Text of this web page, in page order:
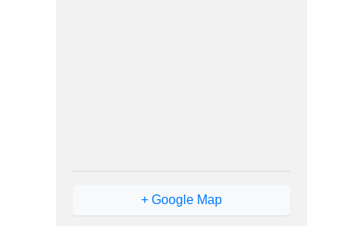
+ Google Map